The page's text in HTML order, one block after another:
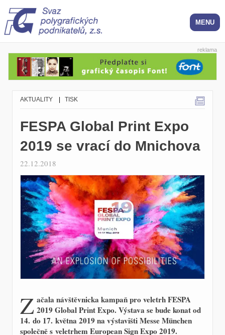
reklama
AKTUALITY TISK
FESPA Global Print Expo
2019 se vrací do Mnichova
22.12.2018
Z ačala návštěvnicka kampaň pro veletrh FESPA
2019 Global Print Expo. Výstava se bude konat od
14. do 17. května 2019 na výstavišti Messe München
společně s veletrhem European Sign Expo 2019.